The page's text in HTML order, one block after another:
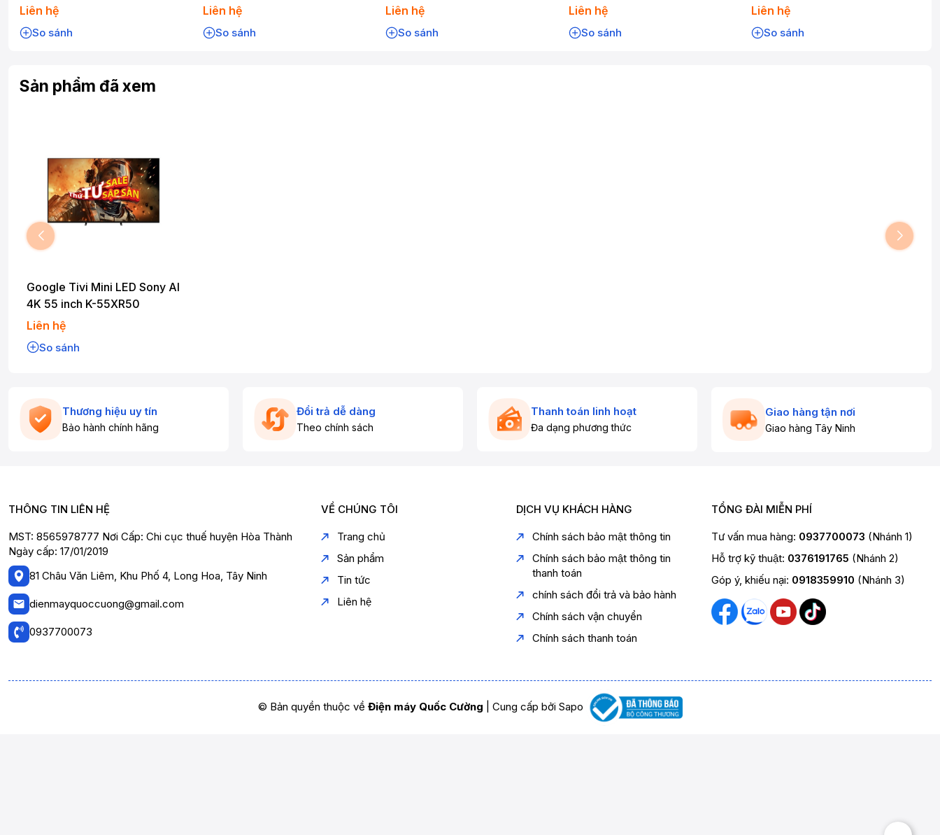
Liên hệ
So sánh
Liên hệ
So sánh
Liên hệ
So sánh
Liên hệ
So sánh
Liên hệ
So sánh
Sản phẩm đã xem
Google Tivi Mini LED Sony AI
4K 55 inch K-55XR50
Liên hệ
So sánh
Thương hiệu uy tín
Bảo hành chính hãng
Đổi trả dễ dàng
Theo chính sách
Thanh toán linh hoạt
Đa dạng phương thức
Giao hàng tận nơi
Giao hàng Tây Ninh
THÔNG TIN LIÊN HỆ
MST: 8565978777 Nơi Cấp: Chi cục thuế huyện Hòa Thành
Ngày cấp: 17/01/2019
81 Châu Văn Liêm, Khu Phố 4, Long Hoa, Tây Ninh
dienmayquoccuong@gmail.com
0937700073
VỀ CHÚNG TÔI
Trang chủ
Sản phẩm
Tin tức
Liên hệ
DỊCH VỤ KHÁCH HÀNG
Chính sách bảo mật thông tin
Chính sách bảo mật thông tin
thanh toán
chính sách đổi trả và bảo hành
Chính sách vận chuyển
Chính sách thanh toán
TỔNG ĐÀI MIỄN PHÍ
Tư vấn mua hàng: 0937700073 (Nhánh 1)
Hỗ trợ kỹ thuật: 0376191765 (Nhánh 2)
Góp ý, khiếu nại: 0918359910 (Nhánh 3)
© Bản quyền thuộc về Điện máy Quốc Cường Cung cấp bởi Sapo